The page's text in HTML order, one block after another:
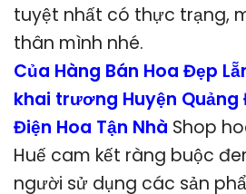
tuyệt nhất có thực trạng,
thân mình nhé.
Của Hàng Bán Hoa Đẹp
khai trương Huyện Quảng
Điện Hoa Tận Nhà Shop
Huế cam kết ràng buộc
người sử dụng các sản